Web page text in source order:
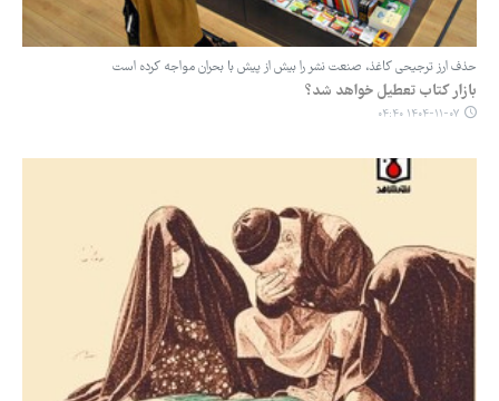
حذف ارز ترجیحی کاغذ، صنعت نشر را بیش از پیش با بحران مواجه کرده است
بازار کتاب تعطیل خواهد شد؟
۱۴۰۴-۱۱-۰۷ ۰۴:۴۰